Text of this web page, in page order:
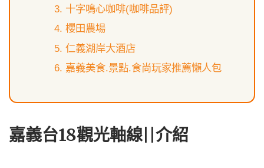
十字鳴心咖啡(咖啡品評)
櫻田農場
仁義湖岸大酒店
嘉義美食.景點.食尚玩家推薦懶人包
嘉義台18觀光軸線||介紹